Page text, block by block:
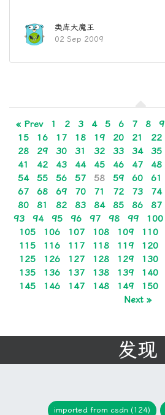
类库大魔王
02 Sep 2009
« Prev 1 2 3 4 5 6 7 8 9
15
16 17 18 19 20 21 22
28
29 30 31 32 33 34 35
41
42 43 44 45 46 47 48
54
55 56 57 58 59 60 61
67
68 69 70 71 72 73 74
80
81 82 83 84 85 86 87
93
94 95 96 97 98 99 100
105
106 107 108 109 110
115
116 117 118 119 120
125
126 127 128 129 130
135
136 137 138 139 140
145
146 147 148 149 150
Next »
发现
imported from csdn (124)